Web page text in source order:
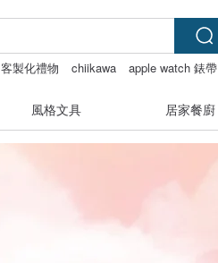
客製化禮物 chiikawa
apple watch 錶帶
風格文具 居家餐廚